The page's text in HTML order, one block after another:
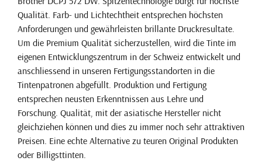
Qualität. Farb- und Lichtechtheit entsprechen höchsten
Anforderungen und gewährleisten brillante Druckresultate.
Um die Premium Qualität sicherzustellen, wird die Tinte im
eigenen Entwicklungszentrum in der Schweiz entwickelt und
anschliessend in unseren Fertigungsstandorten in die
Tintenpatronen abgefüllt. Produktion und Fertigung
entsprechen neusten Erkenntnissen aus Lehre und
Forschung. Qualität, mit der asiatische Hersteller nicht
gleichziehen können und dies zu immer noch sehr attraktiven
Preisen. Eine echte Alternative zu teuren Original Produkten
oder Billigsttinten.